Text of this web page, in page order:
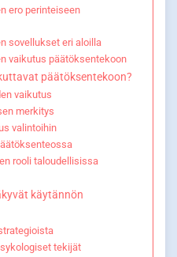
ero perinteiseen
sovellukset eri aloilla
vaikutus päätöksentekoon
päätöksentekoon?
vaikutus
merkitys
valintoihin
rooli taloudellisissa
käytännön
tekijät